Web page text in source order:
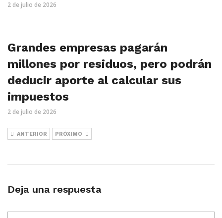
2 de julio de 2026
Grandes empresas pagarán
millones por residuos, pero podrán
deducir aporte al calcular sus
impuestos
2 de julio de 2026
ANTERIOR PRÓXIMO
Deja una respuesta